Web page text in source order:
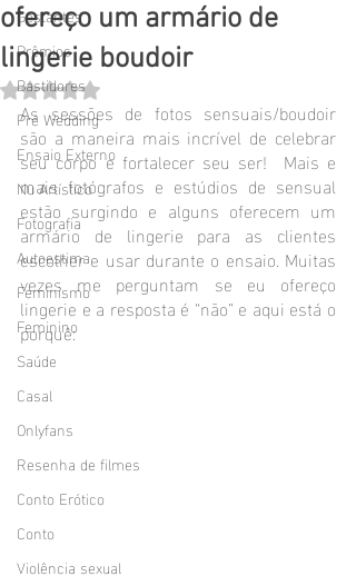
Gestantes
Prêmios
Bastidores
Pré Wedding
Ensaio Externo
Nu Artístico
Fotografia
Autoestima
Feminismo
Feminino
Saúde
Casal
Onlyfans
Resenha de filmes
Conto Erótico
Conto
Violência sexual
ofereço um armário de
lingerie boudoir
Avaliado com NaN de 5 estrelas.
As sessões de fotos sensuais/boudoir
são a maneira mais incrível de celebrar
seu corpo e fortalecer seu ser!  Mais e
mais fotógrafos e estúdios de sensual
estão surgindo e alguns oferecem um
armário de lingerie para as clientes
escolher e usar durante o ensaio. Muitas
vezes me perguntam se eu ofereço
lingerie e a resposta é “não” e aqui está o
porquê: